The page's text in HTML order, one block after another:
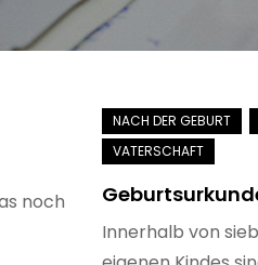
noch
Innerhalb von